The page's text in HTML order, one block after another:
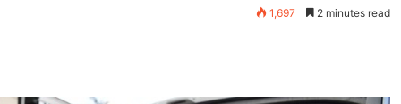
1,697 2 minutes read